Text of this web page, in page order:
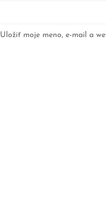
Uložiť moje meno, e-mail a